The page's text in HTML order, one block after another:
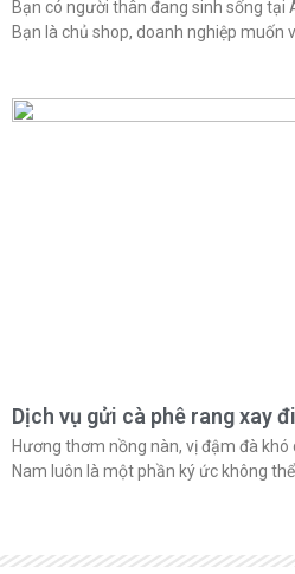
Bạn có người thân đang sinh sống tại
Bạn là chủ shop, doanh nghiệp muốn
Dịch vụ gửi cà phê rang xay
Hương thơm nồng nàn, vị đậm đà
Nam luôn là một phần ký ức không